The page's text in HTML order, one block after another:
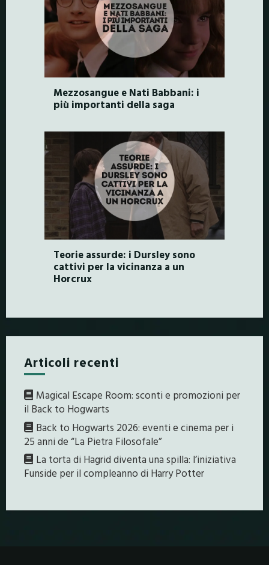
Mezzosangue e Nati Babbani: i
più importanti della saga
Teorie assurde: i Dursley sono
cattivi per la vicinanza a un
Horcrux
Articoli recenti
Magical Escape Room: sconti e promozioni per
il Back to Hogwarts
Back to Hogwarts 2026: eventi e cinema per i
25 anni de “La Pietra Filosofale”
La torta di Hagrid diventa una spilla: l’iniziativa
Funside per il compleanno di Harry Potter